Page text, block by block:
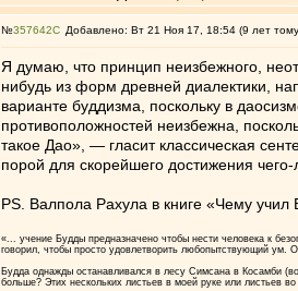
№357642 Добавлено: Вт 21 Ноя 17, 18:54 (9 лет
Я думаю, что принцип неизбежного,
нибудь из форм древней диалектики,
варианте буддизма, поскольку в
противоположностей неизбежна,
такое Дао», — гласит классическая
порой для скорейшего достижения
PS. Валпола Рахула в книге «Чему
«... учение Будды предназначено чтобы нести человека к
говорил, чтобы просто удовлетворить любопытствующий ум.
Будда однажды останавливался в лесу Симсана в Косамби
больше? Этих нескольких листьев в моей руке или листьев